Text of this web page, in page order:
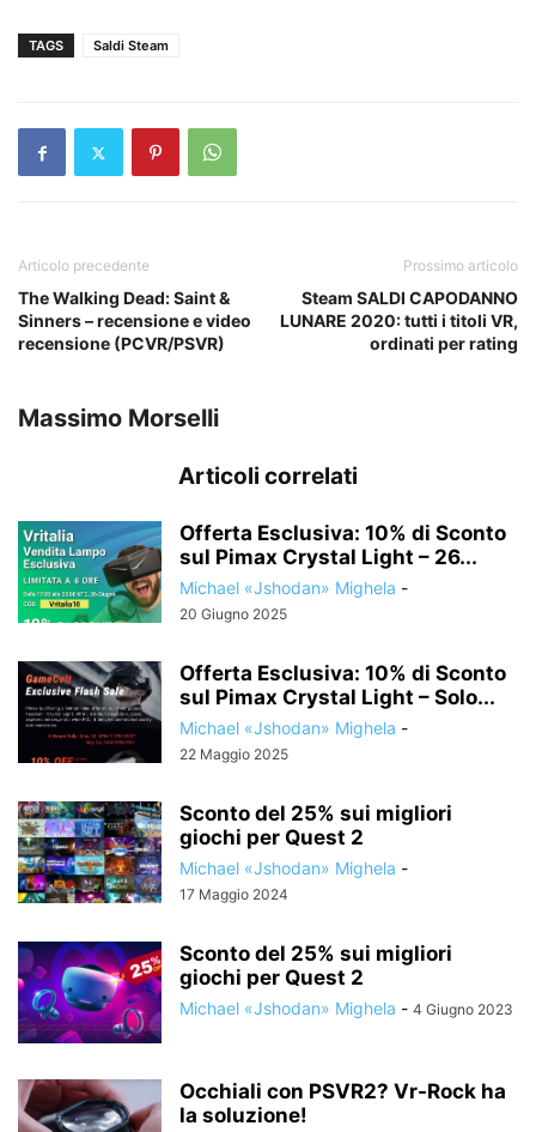
TAGS Saldi Steam
Articolo precedente
The Walking Dead: Saint &
Sinners – recensione e video
recensione (PCVR/PSVR)
Prossimo articolo
Steam SALDI CAPODANNO
LUNARE 2020: tutti i titoli VR,
ordinati per rating
Massimo Morselli
Articoli correlati
Offerta Esclusiva: 10% di Sconto
sul Pimax Crystal Light – 26...
Michael «Jshodan» Mighela -
20 Giugno 2025
Offerta Esclusiva: 10% di Sconto
sul Pimax Crystal Light – Solo...
Michael «Jshodan» Mighela -
22 Maggio 2025
Sconto del 25% sui migliori
giochi per Quest 2
Michael «Jshodan» Mighela -
17 Maggio 2024
Sconto del 25% sui migliori
giochi per Quest 2
Michael «Jshodan» Mighela - 4 Giugno 2023
Occhiali con PSVR2? Vr-Rock ha
la soluzione!